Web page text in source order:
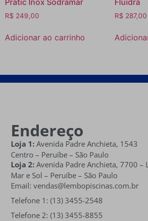
R$ 249,00
Adicionar ao carrinho
R$ 287,00
Endereço
Loja 1: Avenida Padre Anchieta, 1543
Centro – Peruíbe – São Paulo
Loja 2: Avenida Padre Anchieta,7700 –
Mar e Sol – Peruíbe – São Paulo
Email: vendas@lembopiscinas.com.br
Telefone 1: (13) 3455-2548
Telefone 2: (13) 3455-8855